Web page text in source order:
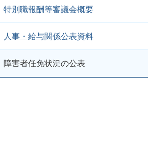
特別職報酬等審議会概要
人事・給与関係公表資料
障害者任免状況の公表